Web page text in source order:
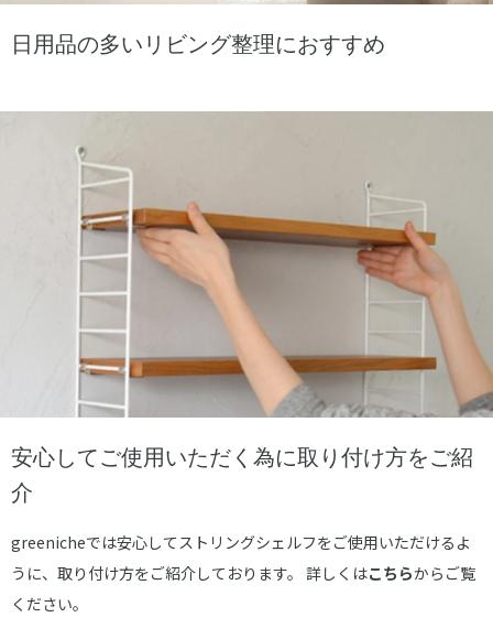
日用品の多いリビング整理におすすめ
安心してご使用いただく為に取り付け方をご紹
介
greenicheでは安心してストリングシェルフをご使用いただけるよ
うに、取り付け方をご紹介しております。 詳しくはこちらからご覧
ください。